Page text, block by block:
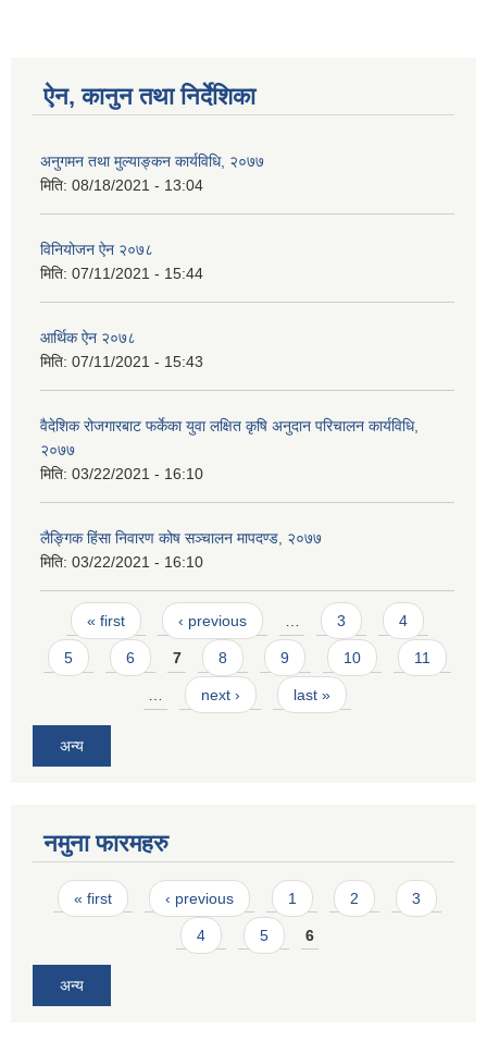
ऐन, कानुन तथा निर्देशिका
अनुगमन तथा मुल्याङ्कन कार्यविधि, २०७७
मिति: 08/18/2021 - 13:04
विनियोजन ऐन २०७८
मिति: 07/11/2021 - 15:44
आर्थिक ऐन २०७८
मिति: 07/11/2021 - 15:43
वैदेशिक रोजगारबाट फर्केका युवा लक्षित कृषि अनुदान परिचालन कार्यविधि,
२०७७
मिति: 03/22/2021 - 16:10
लैङ्गिक हिंसा निवारण कोष सञ्चालन मापदण्ड, २०७७
मिति: 03/22/2021 - 16:10
Pages
« first ‹ previous … 3 4
5 6 7 8 9 10 11
… next › last »
अन्य
नमुना फारमहरु
Pages
« first ‹ previous 1 2 3
4 5 6
अन्य